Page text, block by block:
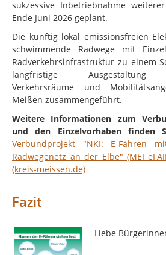
sukzessive Inbetriebnahme
Ende Juni 2026 geplant.
Die künftig lokal emissionsfreien
schwimmende Radwege mit
Radverkehrsinfrastruktur zu einem
langfristige Ausgestaltung
Verkehrsräume und
Meißen zusammengeführt.
Weitere Informationen zum
und den Einzelvorhaben finden
Verbundprojekt "NKI: E-Fähren
Radwegenetz an der Elbe"
(kreis-meissen.de)
Fazit
Liebe